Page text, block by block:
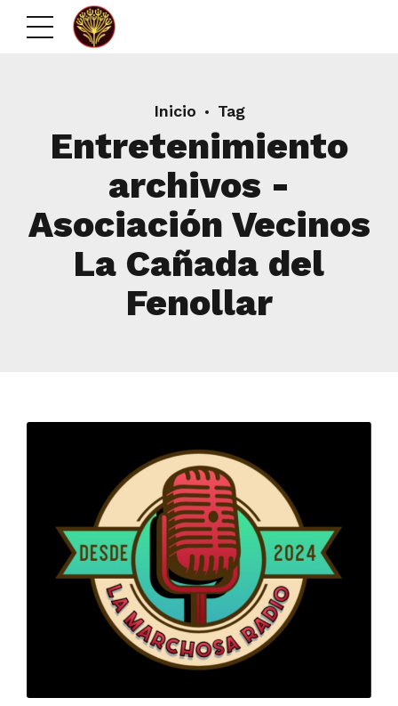
Inicio Tag
Entretenimiento
archivos -
Asociación Vecinos
La Cañada del
Fenollar